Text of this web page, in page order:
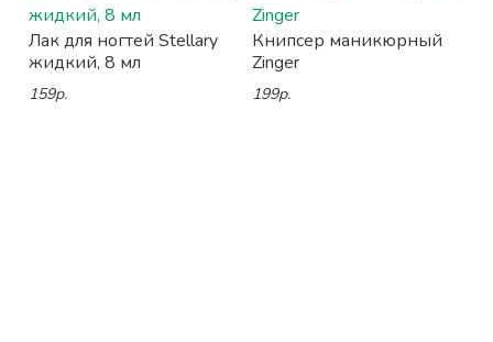
Лак для ногтей Stellary
жидкий, 8 мл
159р.
Книпсер маникюрный
Zinger
199р.